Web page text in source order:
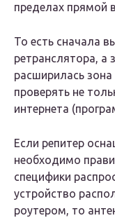
пределах прямой
То есть сначала
ретранслятора, а
расширилась
проверять не
интернета
Если репитер
необходимо
специфики
устройство
роутером, то